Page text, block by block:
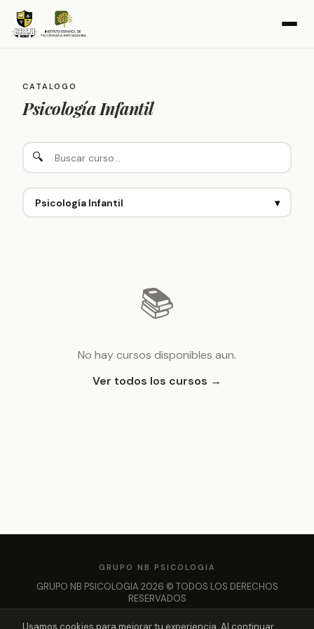
CATALOGO
Psicología Infantil
🔍
Psicología Infantil ▾
📚
No hay cursos disponibles aun.
Ver todos los cursos →
Usamos cookies para mejorar tu experiencia. Al continuar
GRUPO NB PSICOLOGIA
GRUPO NB PSICOLOGIA 2026 © TODOS LOS DERECHOS
RESERVADOS
Privacidad y Proteccion de Datos
Politica de Cookies